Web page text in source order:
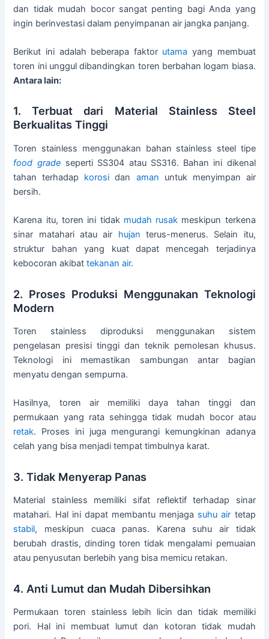
dan tidak mudah bocor sangat penting bagi Anda yang
ingin berinvestasi dalam penyimpanan air jangka panjang.
Berikut ini adalah beberapa faktor utama yang membuat
toren ini unggul dibandingkan toren berbahan logam biasa.
Antara lain:
1. Terbuat dari Material Stainless Steel
Berkualitas Tinggi
Toren stainless menggunakan bahan stainless steel tipe
food grade seperti SS304 atau SS316. Bahan ini dikenal
tahan terhadap korosi dan aman untuk menyimpan air
bersih.
Karena itu, toren ini tidak mudah rusak meskipun terkena
sinar matahari atau air hujan terus-menerus. Selain itu,
struktur bahan yang kuat dapat mencegah terjadinya
kebocoran akibattekanan air.
2. Proses Produksi Menggunakan Teknologi
Modern
Toren stainless diproduksi menggunakan sistem
pengelasan presisi tinggi dan teknik pemolesan khusus.
Teknologi ini memastikan sambungan antar bagian
menyatu dengan sempurna.
Hasilnya, toren air memiliki daya tahan tinggi dan
permukaan yang rata sehingga tidak mudah bocor atau
retak. Proses ini juga mengurangi kemungkinan adanya
celah yang bisa menjadi tempat timbulnya karat.
3. Tidak Menyerap Panas
Material stainless memiliki sifat reflektif terhadap sinar
matahari. Hal ini dapat membantu menjaga suhu air tetap
stabil, meskipun cuaca panas. Karena suhu air tidak
berubah drastis, dinding toren tidak mengalami pemuaian
atau penyusutan berlebih yang bisa memicu retakan.
4. Anti Lumut dan Mudah Dibersihkan
Permukaan toren stainless lebih licin dan tidak memiliki
pori. Hal ini membuat lumut dan kotoran tidak mudah